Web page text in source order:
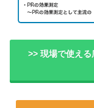
>> 現場で使える